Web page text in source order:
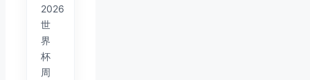
2026
世
界
杯
周